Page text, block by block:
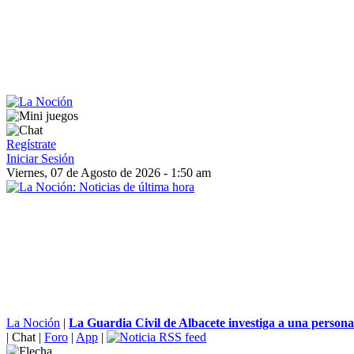
Regístrate
Iniciar Sesión
Viernes, 07 de Agosto de 2026 - 1:50 am
La Noción | La Guardia Civil de Albacete investiga a una
| Chat | Foro | App |